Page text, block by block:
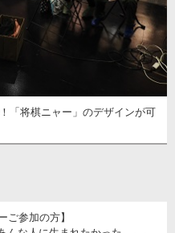
「将棋ニャー」のデザインが可
ご参加の方】